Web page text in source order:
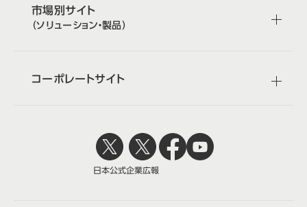
市場別サイト
（ソリューション・製品）
コーポレートサイト
日本公式企業広報